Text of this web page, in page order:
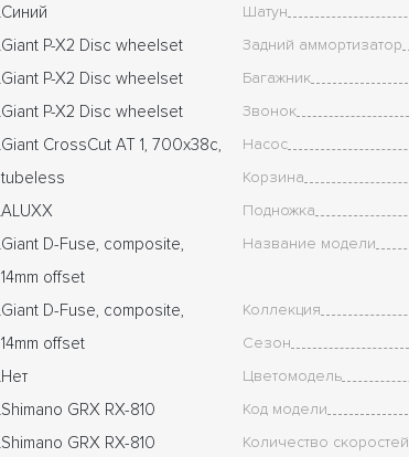
Синий
Giant P-X2 Disc wheelset
Giant P-X2 Disc wheelset
Giant P-X2 Disc wheelset
Giant CrossCut AT 1, 700x38c,
tubeless
ALUXX
Giant D-Fuse, composite,
14mm offset
Giant D-Fuse, composite,
14mm offset
Нет
Shimano GRX RX-810
Shimano GRX RX-810
Шатун
Задний аммортизатор
Багажник
Звонок
Насос
Корзина
Подножка
Название модели
Коллекция
Сезон
Цветомодель
Код модели
Количество скоростей